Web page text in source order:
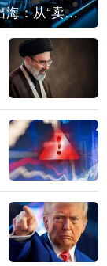
中国汽车出海：从“卖出去”到“走进去”